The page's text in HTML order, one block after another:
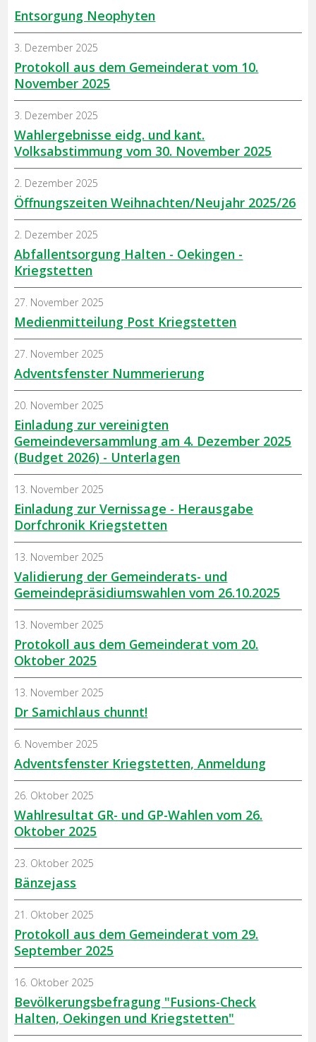
Entsorgung Neophyten
Protokoll aus dem Gemeinderat vom 10.
November 2025
3. Dezember 2025
Wahlergebnisse eidg. und kant.
Volksabstimmung vom 30. November 2025
3. Dezember 2025
Öffnungszeiten Weihnachten/Neujahr 2025/26
2. Dezember 2025
Abfallentsorgung Halten - Oekingen -
Kriegstetten
2. Dezember 2025
Medienmitteilung Post Kriegstetten
27. November 2025
Adventsfenster Nummerierung
27. November 2025
Einladung zur vereinigten
Gemeindeversammlung am 4. Dezember 2025
(Budget 2026) - Unterlagen
20. November 2025
Einladung zur Vernissage - Herausgabe
Dorfchronik Kriegstetten
13. November 2025
Validierung der Gemeinderats- und
Gemeindepräsidiumswahlen vom 26.10.2025
13. November 2025
Protokoll aus dem Gemeinderat vom 20.
Oktober 2025
13. November 2025
Dr Samichlaus chunnt!
13. November 2025
Adventsfenster Kriegstetten, Anmeldung
6. November 2025
Wahlresultat GR- und GP-Wahlen vom 26.
Oktober 2025
26. Oktober 2025
Bänzejass
23. Oktober 2025
Protokoll aus dem Gemeinderat vom 29.
September 2025
21. Oktober 2025
Bevölkerungsbefragung "Fusions-Check
Halten, Oekingen und Kriegstetten"
16. Oktober 2025